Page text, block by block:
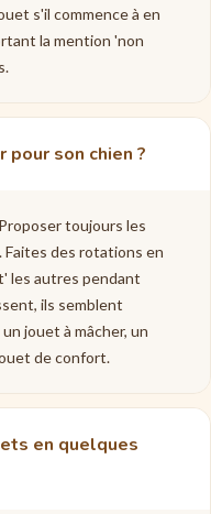
s'il commence à en
la mention 'non
son chien ?
toujours les
Faites des rotations en
les autres pendant
ils semblent
jouet à mâcher, un
de confort.
en quelques